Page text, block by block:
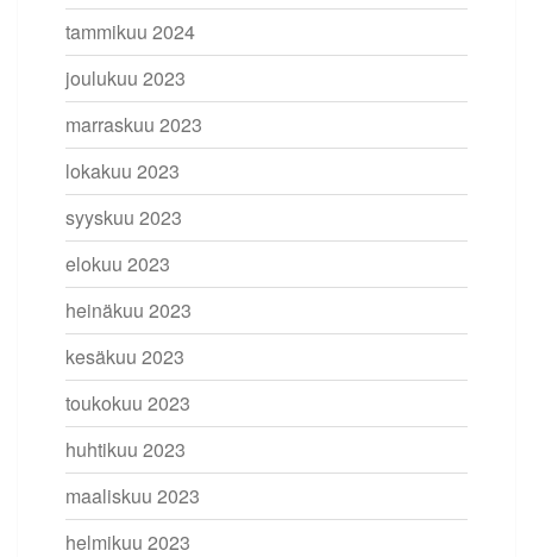
tammikuu 2024
joulukuu 2023
marraskuu 2023
lokakuu 2023
syyskuu 2023
elokuu 2023
heinäkuu 2023
kesäkuu 2023
toukokuu 2023
huhtikuu 2023
maaliskuu 2023
helmikuu 2023